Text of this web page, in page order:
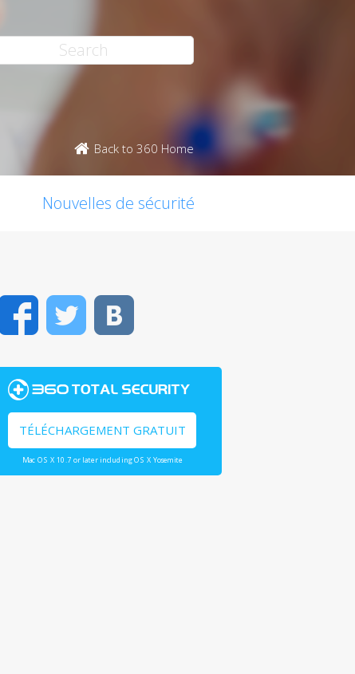
Back to 360 Home
Nouvelles de sécurité
FacebookTwitter
TÉLÉCHARGEMENT GRATUIT
Mac OS X 10.7 or later including OS X Yosemite